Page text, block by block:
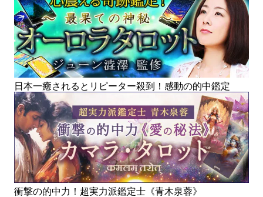
日本一癒されるとリピーター殺到！感動の的中鑑定
衝撃の的中力！超実力派鑑定士《青木泉蓉》